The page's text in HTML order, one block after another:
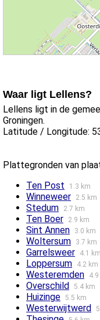
Waar ligt Lellens?
Lellens ligt in de
Groningen.
Latitude / Longitude:
Plattegronden van
Ten Post
1.3 km
Winneweer 2.5 km
Stedum 2.7 km
Ten Boer 2.9 km
Sint Annen 3.0 km
Woltersum 3.7 km
Garrelsweer 4.1 km
Loppersum 4.2 km
Westeremden
Overschild 5.4 km
Huizinge 5.5 km
Westerwijtwerd